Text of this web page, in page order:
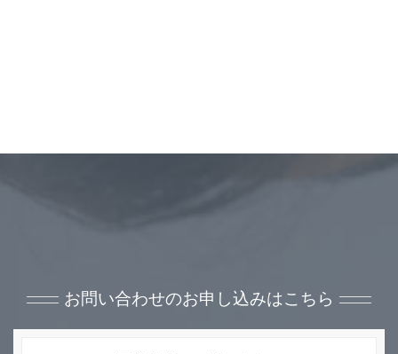
お問い合わせのお申し込みはこちら